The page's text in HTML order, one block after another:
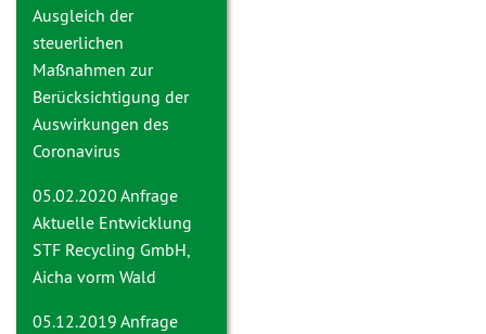
Ausgleich der
steuerlichen
Maßnahmen zur
Berücksichtigung der
Auswirkungen des
Coronavirus
05.02.2020 Anfrage
Aktuelle Entwicklung
STF Recycling GmbH,
Aicha vorm Wald
05.12.2019 Anfrage